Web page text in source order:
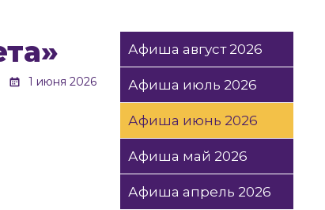
1 июня 2026
Афиша август 2026
Афиша июль 2026
Афиша июнь 2026
Афиша май 2026
Афиша апрель 2026